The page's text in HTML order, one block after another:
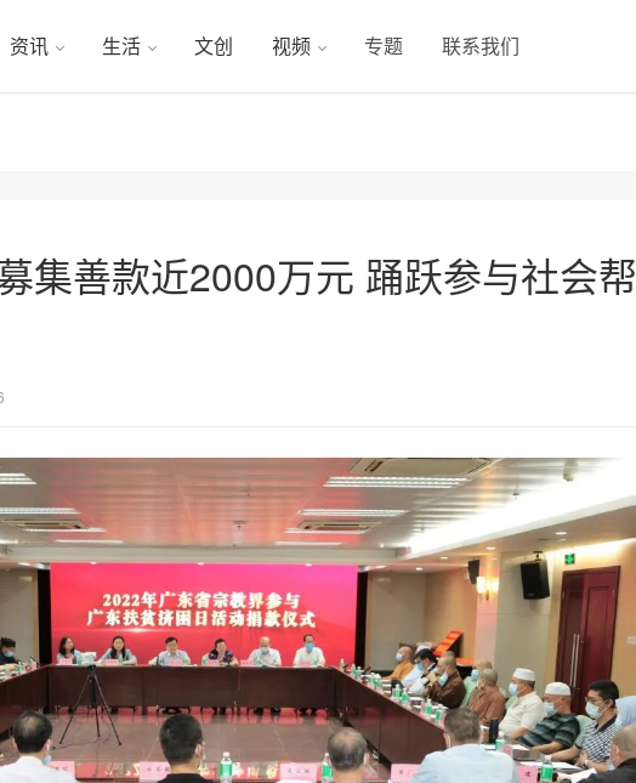
资讯 生活 文创 视频 专题 联系我们
集善款近2000万元 踊跃参与社会帮